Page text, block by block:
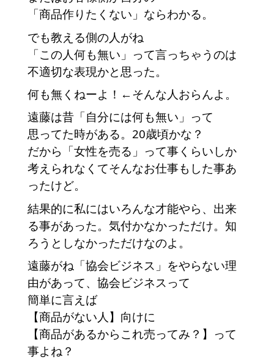
「商品作りたくない」ならわかる。
でも教える側の人がね
「この人何も無い」って言っちゃうのは
不適切な表現かと思った。
何も無くねーよ！←そんな人おらんよ。
遠藤は昔「自分には何も無い」って
思ってた時がある。20歳頃かな？
だから「女性を売る」って事くらいしか
考えられなくてそんなお仕事もした事あ
ったけど。
結果的に私にはいろんな才能やら、出来
る事があった。気付かなかっただけ。知
ろうとしなかっただけなのよ。
遠藤がね「協会ビジネス」をやらない理
由があって、協会ビジネスって
簡単に言えば
【商品がない人】向けに
【商品があるからこれ売ってみ？】って
事よね？